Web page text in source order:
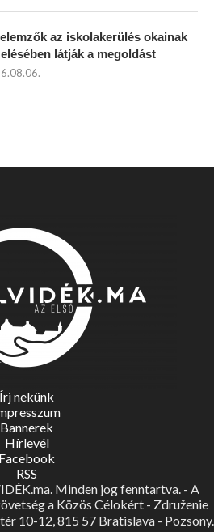
az iskolakerülés okainak
látják a megoldást
Írj nekünk
Bannerek
Hírlevél
Facebook
RSS
Minden jog fenntartva. - A
a Közös Célokért - Združenie
10-12, 815 57 Bratislava - Pozsony.